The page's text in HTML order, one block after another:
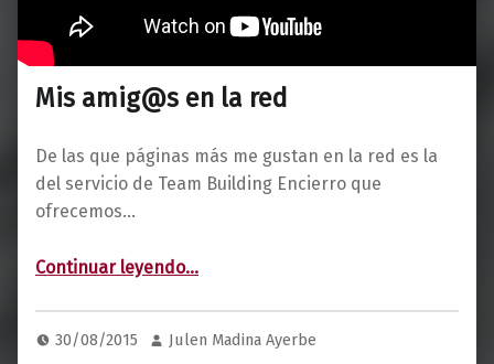
Mis amig@s en la red
De las que páginas más me gustan en la red es la
del servicio de Team Building Encierro que
ofrecemos…
Continuar leyendo…
30/08/2015 Julen Madina Ayerbe